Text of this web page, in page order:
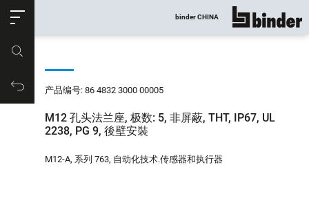
购物车
binder CHINA 显示所有
产品编号: 86 4832 3000 00005
M12 孔头法兰座, 极数: 5, 非屏蔽, THT, IP67, UL
2238, PG 9, 後壁安裝
M12-A, 系列 763, 自动化技术.传感器和执行器